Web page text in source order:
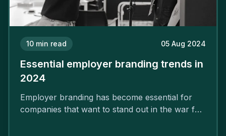
10 min read 05 Aug 2024
Essential employer branding trends in
2024
Employer branding has become essential for
companies that want to stand out in the war for